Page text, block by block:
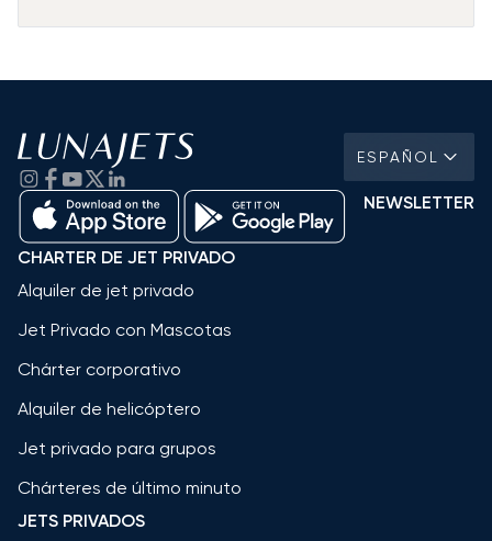
ESPAÑOL
NEWSLETTER
CHARTER DE JET PRIVADO
Alquiler de jet privado
Jet Privado con Mascotas
Chárter corporativo
Alquiler de helicóptero
Jet privado para grupos
Chárteres de último minuto
JETS PRIVADOS